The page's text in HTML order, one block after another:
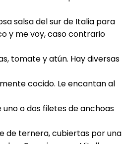
salsa del sur de Italia para
y me voy, caso contrario
tomate y atún. Hay diversas
cocido. Le encantan al
uno o dos filetes de anchoas
de ternera, cubiertas por una